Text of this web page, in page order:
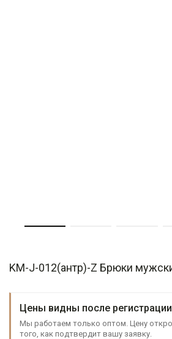
KM-J-012(антр)-Z Брюки
Цены видны после регистрации
Мы работаем только оптом. Цену
того, как подтвердит вашу заявку.